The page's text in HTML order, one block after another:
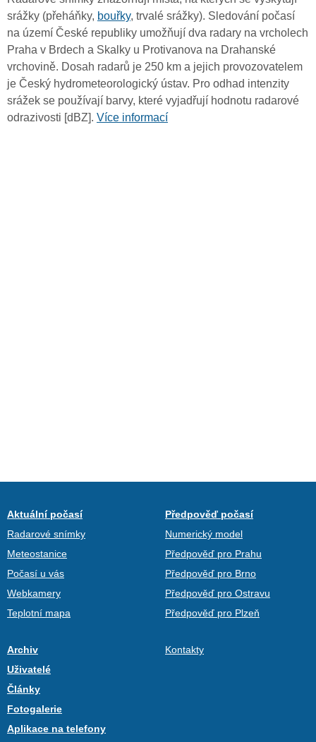
srážky (přeháňky, bouřky, trvalé srážky). Sledování počasí
na území České republiky umožňují dva radary na vrcholech
Praha v Brdech a Skalky u Protivanova na Drahanské
vrchovině. Dosah radarů je 250 km a jejich provozovatelem
je Český hydrometeorologický ústav. Pro odhad intenzity
srážek se používají barvy, které vyjadřují hodnotu radarové
odrazivosti [dBZ]. Více informací
Aktuální počasí
Radarové snímky
Meteostanice
Počasí u vás
Webkamery
Teplotní mapa
Předpověď počasí
Numerický model
Předpověď pro Prahu
Předpověď pro Brno
Předpověď pro Ostravu
Předpověď pro Plzeň
Archiv
Uživatelé
Články
Fotogalerie
Aplikace na telefony
Kontakty